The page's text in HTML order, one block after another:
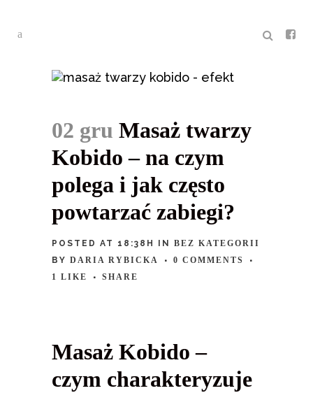
02 gru Masaż twarzy
Kobido – na czym
polega i jak często
powtarzać zabiegi?
POSTED AT 18:38H IN BEZ KATEGORII
BY DARIA RYBICKA
0 COMMENTS
1 LIKE SHARE
Masaż Kobido –
czym charakteryzuje